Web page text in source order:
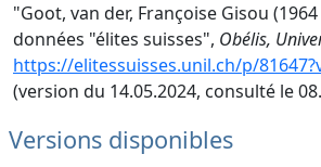
"Goot, van der, Françoise Gisou
données "élites suisses", Obélis,
https://elitessuisses.unil.ch/p/
(version du 14.05.2024, consulté le
Versions disponibles